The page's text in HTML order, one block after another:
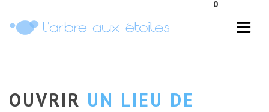
0
OUVRIR UN LIEU DE